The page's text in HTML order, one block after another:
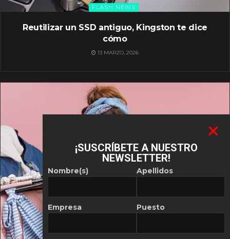
FLASH NEWS
Reutilizar un SSD antiguo, Kingston te dice
cómo
13 MARZO, 2026
¡SUSCRÍBETE A NUESTRO
NEWSLETTER!
Nombre(s)
Empresa
Apellidos
Puesto